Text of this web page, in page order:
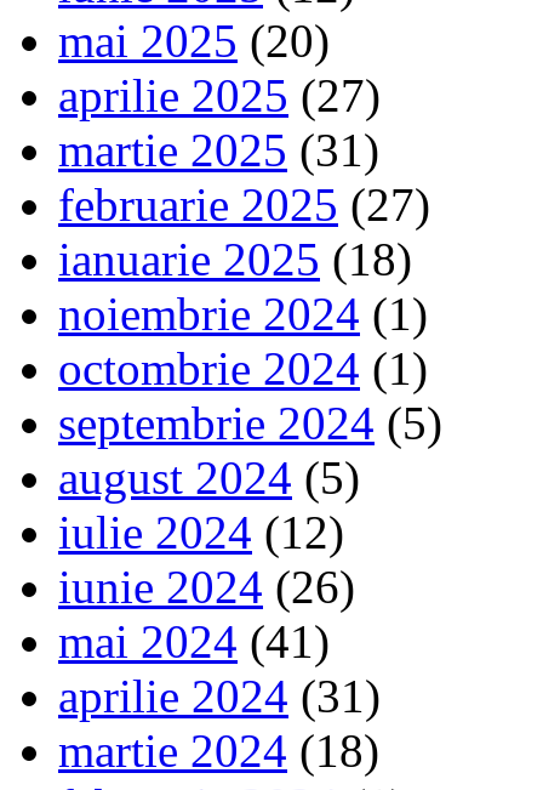
mai 2025 (20)
aprilie 2025 (27)
martie 2025 (31)
februarie 2025 (27)
ianuarie 2025 (18)
noiembrie 2024 (1)
octombrie 2024 (1)
septembrie 2024 (5)
august 2024 (5)
iulie 2024 (12)
iunie 2024 (26)
mai 2024 (41)
aprilie 2024 (31)
martie 2024 (18)